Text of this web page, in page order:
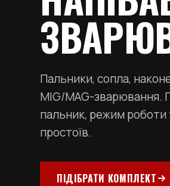
Пальники, сопла,
MIG/MAG-зварювання.
пальник, режим
простоїв.
ПІДІБРАТИ КОМПЛЕКТ